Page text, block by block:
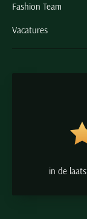
Fashion Team
Vacatures
in de